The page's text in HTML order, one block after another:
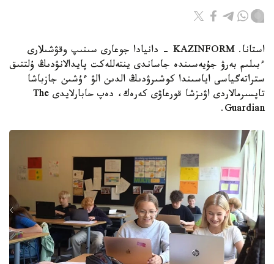
استانا. KAZINFORM - دانيادا جوعارى سىنىپ وقۋشىلارى
ءبىلىم بەرۋ جۇيەسىندە جاساندى ينتەللەكت پايدالانۋدىڭ ۇلتتىق
ستراتەگياسى اياسىندا كوشىرۋدىڭ الدىن الۋ ءۇشىن جازباشا
تاپسىرمالاردى اۋىزشا قورعاۋى كەرەك، دەپ حابارلايدى The
Guardian.